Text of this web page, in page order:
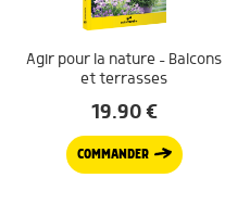
Agir pour la nature – Balcons
et terrasses
19.90€
COMMANDER